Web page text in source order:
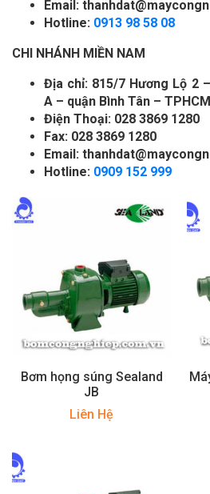
Email:
Hotline: 0913 98 58 08
CHI NHÁNH MIỀN NAM
Địa chỉ: 815/7 Hương Lộ 2
A – quận Bình Tân – TPHCM
Điện Thoại: 028 3869 1280
Fax: 028 3869 1280
Email:
Hotline: 0909 152 999
Bơm họng súng Sealand
JB
Liên Hệ